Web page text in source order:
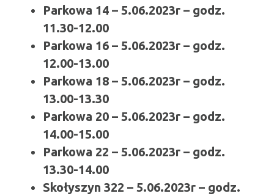
Parkowa 14 – 5.06.2023r – godz.
11.30-12.00
Parkowa 16 – 5.06.2023r – godz.
12.00-13.00
Parkowa 18 – 5.06.2023r – godz.
13.00-13.30
Parkowa 20 – 5.06.2023r – godz.
14.00-15.00
Parkowa 22 – 5.06.2023r – godz.
13.30-14.00
Skołyszyn 322 – 5.06.2023r – godz.